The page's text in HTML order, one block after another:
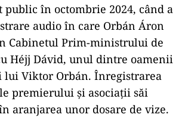
public în octombrie 2024, când a
audio în care Orbán Áron
Cabinetul Prim-ministrului de
Héjj Dávid, unul dintre oamenii
lui Viktor Orbán. Înregistrarea
premierului și asociații săi
aranjarea unor dosare de vize.